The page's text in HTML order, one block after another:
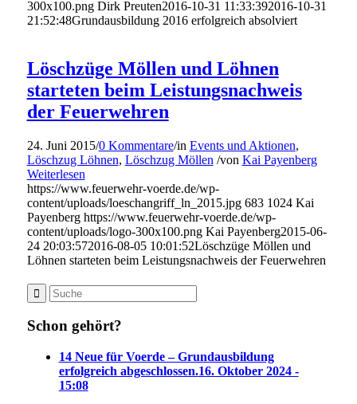
300x100.png Dirk Preuten2016-10-31 11:33:392016-10-31
21:52:48Grundausbildung 2016 erfolgreich absolviert
Löschzüge Möllen und Löhnen
starteten beim Leistungsnachweis
der Feuerwehren
24. Juni 2015/0 Kommentare/in Events und Aktionen,
Löschzug Löhnen, Löschzug Möllen /von Kai Payenberg
Weiterlesen
https://www.feuerwehr-voerde.de/wp-
content/uploads/loeschangriff_ln_2015.jpg 683 1024 Kai
Payenberg https://www.feuerwehr-voerde.de/wp-
content/uploads/logo-300x100.png Kai Payenberg2015-06-
24 20:03:572016-08-05 10:01:52Löschzüge Möllen und
Löhnen starteten beim Leistungsnachweis der Feuerwehren
Schon gehört?
14 Neue für Voerde – Grundausbildung
erfolgreich abgeschlossen.16. Oktober 2024 -
15:08